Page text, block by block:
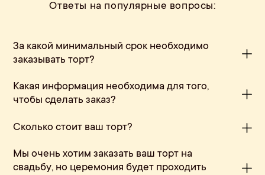
Ответы на популярные вопросы:
За какой минимальный срок необходимо
заказывать торт?
Какая информация необходима для того,
чтобы сделать заказ?
Сколько стоит ваш торт?
Мы очень хотим заказать ваш торт на
свадьбу, но церемония будет проходить